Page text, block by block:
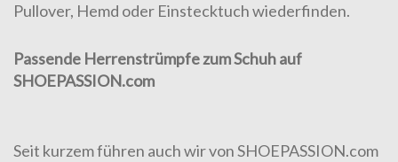
Pullover, Hemd oder Einstecktuch wiederfinden.
Passende Herrenstrümpfe zum Schuh auf
SHOEPASSION.com
Seit kurzem führen auch wir von SHOEPASSION.com